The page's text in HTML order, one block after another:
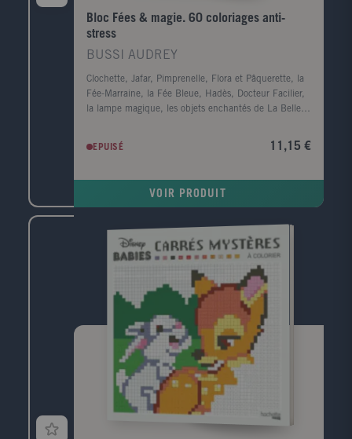
Bloc Fées & magie. 60 coloriages anti-
stress
BUSSI AUDREY
Clochette, Jafar, Pimprenelle, Flora et Pâquerette, la
Fée-Marraine, la Fée Bleue, Hadès, Docteur Facilier,
la lampe magique, les objets enchantés de La Belle
EPUISÉ 11,15 €
VOIR PRODUIT